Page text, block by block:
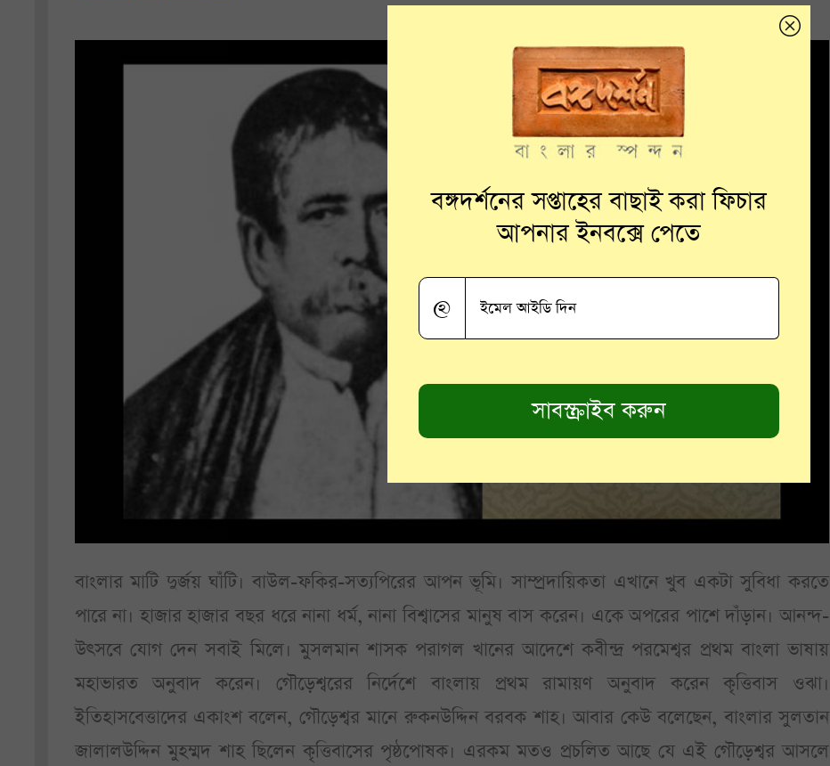
বাংলার মাটি দুর্জয় ঘাঁটি। বাউল-ফকির-সত্যপিরের আপন ভূমি। সাম্প্রদায়িকতা এখানে খুব একটা সুবিধা করতে
পারে না। হাজার হাজার বছর ধরে নানা ধর্ম, নানা বিশ্বাসের মানুষ বাস করেন। একে অপরের পাশে দাঁড়ান। আনন্দ-
উৎসবে যোগ দেন সবাই মিলে। মুসলমান শাসক পরাগল খানের আদেশে কবীন্দ্র পরমেশ্বর প্রথম বাংলা ভাষায়
মহাভারত অনুবাদ করেন। গৌড়েশ্বরের নির্দেশে বাংলায় প্রথম রামায়ণ অনুবাদ করেন কৃত্তিবাস ওঝা।
ইতিহাসবেত্তাদের একাংশ বলেন, গৌড়েশ্বর মানে রুকনউদ্দিন বরবক শাহ। আবার কেউ বলেছেন, বাংলার সুলতান
জালালউদ্দিন মুহম্মদ শাহ ছিলেন কৃত্তিবাসের পৃষ্ঠপোষক। এরকম মতও প্রচলিত আছে যে এই গৌড়েশ্বর আসলে
বঙ্গদর্শনের সপ্তাহের বাছাই করা ফিচার
আপনার ইনবক্সে পেতে
@